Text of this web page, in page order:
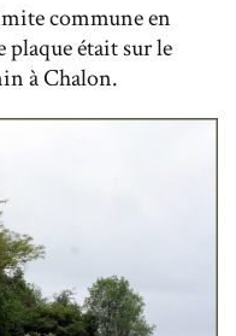
commune en
était sur le
à Chalon.